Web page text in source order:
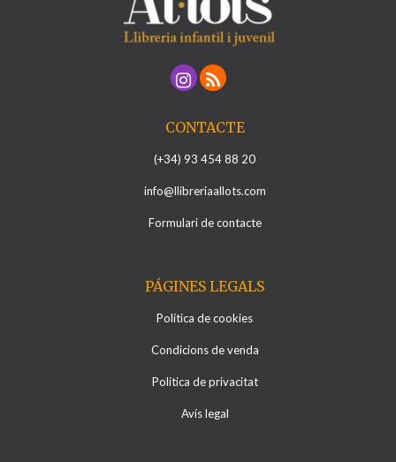
CONTACTE
(+34) 93 454 88 20
info@llibreriaallots.com
Formulari de contacte
PÁGINES LEGALS
Política de cookies
Condicions de venda
Política de privacitat
Avís legal